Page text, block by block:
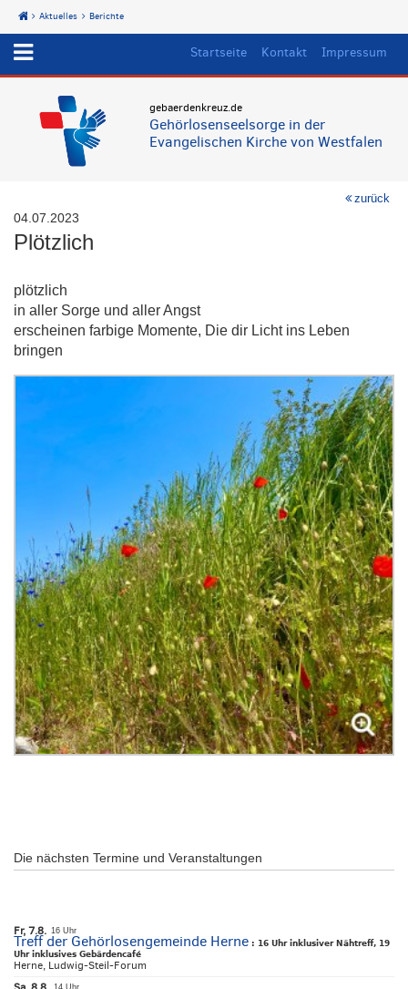
Start
Aktuelles Berichte
Startseite Kontakt Impressum
gebaerdenkreuz.de
Gehörlosenseelsorge in der
Evangelischen Kirche von Westfalen
zurück
04.07.2023
Plötzlich
plötzlich
in aller Sorge und aller Angst
erscheinen farbige Momente, Die dir Licht ins Leben
bringen
Die nächsten Termine und Veranstaltungen
Fr, 7.8. 16 Uhr
Treff der Gehörlosengemeinde Herne : 16 Uhr inklusiver Nähtreff, 19
Uhr inklusives Gebärdencafé
Herne, Ludwig-Steil-Forum
14 Uhr